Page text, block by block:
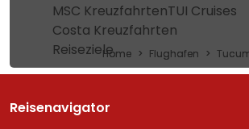
MSC KreuzfahrtenTUI Cruises
Costa Kreuzfahrten
ReisezieleHome Flughafen
Reisenavigator